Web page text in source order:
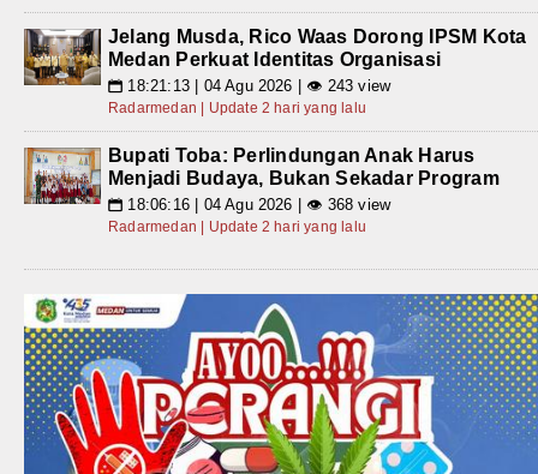
Jelang Musda, Rico Waas Dorong IPSM Kota
Medan Perkuat Identitas Organisasi
📅 18:21:13 | 04 Agu 2026 | 👁 243 view
Radarmedan | Update 2 hari yang lalu
Bupati Toba: Perlindungan Anak Harus
Menjadi Budaya, Bukan Sekadar Program
📅 18:06:16 | 04 Agu 2026 | 👁 368 view
Radarmedan | Update 2 hari yang lalu